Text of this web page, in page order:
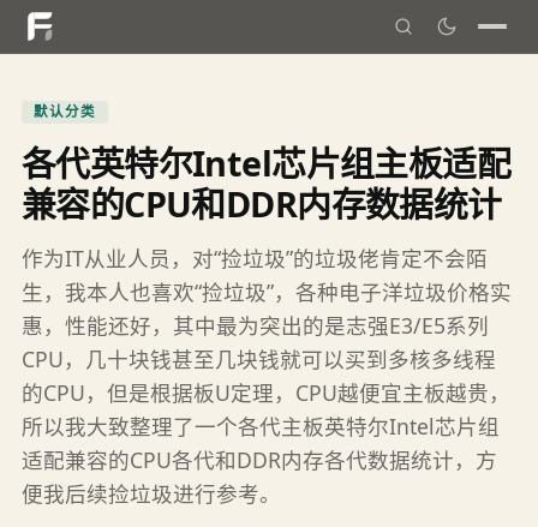
默认分类
各代英特尔Intel芯片组主板适配
兼容的CPU和DDR内存数据统计
作为IT从业人员，对“捡垃圾”的垃圾佬肯定不会陌
生，我本人也喜欢“捡垃圾”，各种电子洋垃圾价格实
惠，性能还好，其中最为突出的是志强E3/E5系列
CPU，几十块钱甚至几块钱就可以买到多核多线程
的CPU，但是根据板U定理，CPU越便宜主板越贵，
所以我大致整理了一个各代主板英特尔Intel芯片组
适配兼容的CPU各代和DDR内存各代数据统计，方
便我后续捡垃圾进行参考。